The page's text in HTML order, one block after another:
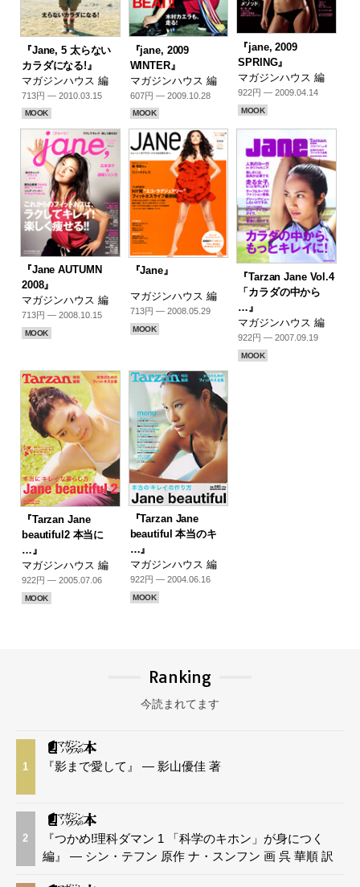
『Jane, 5 太らない
カラダになる!』
マガジンハウス 編
713円 — 2010.03.15
MOOK
『jane, 2009
WINTER』
マガジンハウス 編
607円 — 2009.10.28
MOOK
『jane, 2009
SPRING』
マガジンハウス 編
922円 — 2009.04.14
MOOK
『Jane AUTUMN
2008』
マガジンハウス 編
713円 — 2008.10.15
MOOK
『Jane』
マガジンハウス 編
713円 — 2008.05.29
MOOK
『Tarzan Jane Vol.4
「カラダの中から
…』
マガジンハウス 編
922円 — 2007.09.19
MOOK
『Tarzan Jane
beautiful2 本当に
…』
マガジンハウス 編
922円 — 2005.07.06
MOOK
『Tarzan Jane
beautiful 本当のキ
…』
マガジンハウス 編
922円 — 2004.06.16
MOOK
Ranking
今読まれてます
1 『影まで愛して』 — 影山優佳 著
2
『つかめ!理科ダマン 1 「科学のキホン」が身につく
編』 — シン・テフン 原作 ナ・スンフン 画 呉 華順 訳